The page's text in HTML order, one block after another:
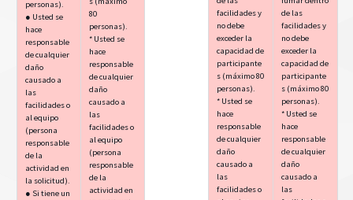
personas).
● Usted se
hace
responsable
de cualquier
daño
causado a
las
facilidades o
al equipo
(persona
responsable
de la
actividad en
la solicitud).
● Si tiene un
80
personas).
* Usted se
hace
responsable
de cualquier
daño
causado a
las
facilidades o
al equipo
(persona
responsable
de la
actividad en
facilidades y
no debe
exceder la
capacidad de
participante
s (máximo 80
personas).
* Usted se
hace
responsable
de cualquier
daño
causado a
las
facilidades o
de las
facilidades y
no debe
exceder la
capacidad de
participante
s (máximo 80
personas).
* Usted se
hace
responsable
de cualquier
daño
causado a
las